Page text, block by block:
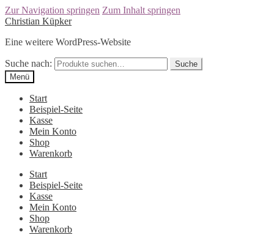
Zur Navigation springen Zum Inhalt springen
Christian Küpker
Eine weitere WordPress-Website
Suche nach:
Suche
Menü
Start
Beispiel-Seite
Kasse
Mein Konto
Shop
Warenkorb
Start
Beispiel-Seite
Kasse
Mein Konto
Shop
Warenkorb